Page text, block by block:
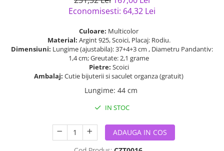
Economisesti: 64,32 Lei
Culoare: Multicolor
Material: Argint 925, Scoici, Placaj: Rodiu.
Dimensiuni: Lungime (ajustabila): 37+4+3 cm , Diametru Pandantiv:
1,4 cm; Greutate: 2,1 grame
Pietre: Scoici
Ambalaj: Cutie bijuterii si saculet organza (gratuit)
Lungime: 44 cm
IN STOC
ADAUGA IN COS